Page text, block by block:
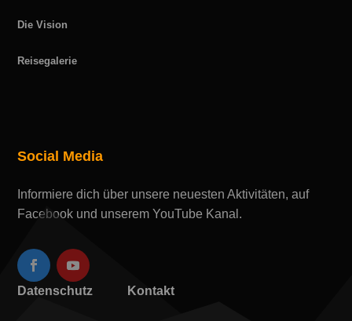
Die Vision
Reisegalerie
Social Media
Informiere dich über unsere neuesten Aktivitäten, auf
Facebook und unserem YouTube Kanal.
Datenschutz Kontakt